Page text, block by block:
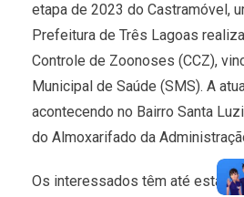
etapa de 2023 do Castramóvel,
Prefeitura de Três Lagoas
Controle de Zoonoses (CCZ),
Municipal de Saúde (SMS). A
acontecendo no Bairro Santa
do Almoxarifado da
Os interessados têm até esta